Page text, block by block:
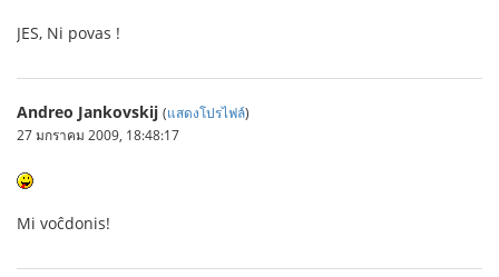
JES, Ni povas !
Andreo Jankovskij (แสดงโปรไฟล์)
27 มกราคม 2009, 18:48:17
Mi voĉdonis!